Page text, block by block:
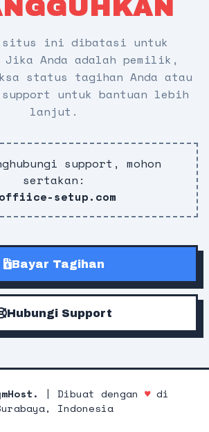
situs ini dibatasi untuk
Jika Anda adalah pemilik,
status tagihan Anda atau
untuk bantuan lebih
lanjut.
support, mohon
sertakan:
setup.com
Bayar Tagihan
Hubungi Support
| Dibuat dengan ♥di
Indonesia